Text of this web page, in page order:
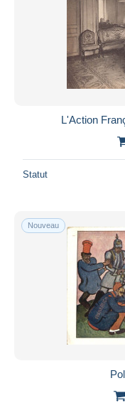
L'Action
Statut
Nouveau